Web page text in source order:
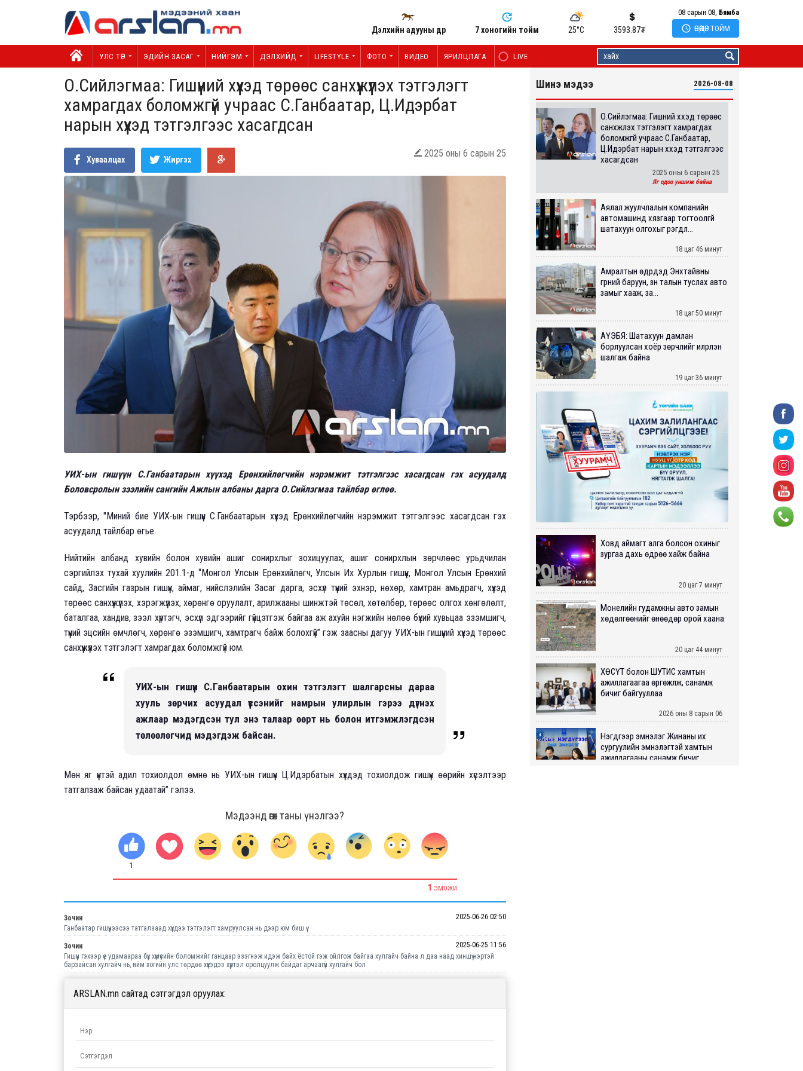
Дэлхийн адууны өдөр 7 хоногийн тойм 25°C 3593.87₮
08 сарын 08, Бямба
 ӨНӨӨДӨР ТОЙМ
УЛС ТӨР ЭДИЙН ЗАСАГ НИЙГЭМ ДЭЛХИЙД LIFESTYLE ФОТО ВИДЕО ЯРИЛЦЛАГА LIVE
О.Сийлэгмаа: Гишүүний хүүхэд төрөөс санхүүжүүлэх тэтгэлэгт
хамрагдах боломжгүй учраас С.Ганбаатар, Ц.Идэрбат
нарын хүүхэд тэтгэлгээс хасагдсан
Хуваалцах Жиргэх
 2025 оны 6 сарын 25
УИХ-ын гишүүн С.Ганбаатарын хүүхэд Ерөнхийлөгчийн нэрэмжит тэтгэлгээс хасагдсан гэх асуудалд
Боловсролын зээлийн сангийн Ажлын албаны дарга О.Сийлэгмаа тайлбар өглөө.
Тэрбээр, "Миний бие УИХ-ын гишүүн С.Ганбаатарын хүүхэд Ерөнхийлөгчийн нэрэмжит тэтгэлгээс хасагдсан гэх
асуудалд тайлбар өгье.
Нийтийн албанд хувийн болон хувийн ашиг сонирхлыг зохицуулах, ашиг сонирхлын зөрчлөөс урьдчилан
сэргийлэх тухай хуулийн 201.1-д “Монгол Улсын Ерөнхийлөгч, Улсын Их Хурлын гишүүн, Монгол Улсын Ерөнхий
сайд, Засгийн газрын гишүүн, аймаг, нийслэлийн Засаг дарга, эсхүл түүний эхнэр, нөхөр, хамтран амьдрагч, хүүхэд
төрөөс санхүүжүүлэх, хэрэгжүүлэх, хөрөнгө оруулалт, арилжааны шинжтэй төсөл, хөтөлбөр, төрөөс олгох хөнгөлөлт,
баталгаа, хандив, зээл хүртэгч, эсхүл эдгээрийг гүйцэтгэж байгаа аж ахуйн нэгжийн нөлөө бүхий хувьцаа эзэмшигч,
түүний эцсийн өмчлөгч, хөрөнгө эзэмшигч, хамтрагч байж болохгүй” гэж заасны дагуу УИХ-ын гишүүний хүүхэд төрөөс
санхүүжүүлэх тэтгэлэгт хамрагдах боломжгүй юм.
УИХ-ын гишүүн С.Ганбаатарын охин тэтгэлэгт шалгарсны дараа
хууль зөрчих асуудал үүссэнийг намрын улирлын гэрээ дүгнэх
ажлаар мэдэгдсэн тул энэ талаар өөрт нь болон итгэмжлэгдсэн
төлөөлөгчид мэдэгдэж байсан.
Мөн яг үүнтэй адил тохиолдол өмнө нь УИХ-ын гишүүн Ц.Идэрбатын хүүхдэд тохиолдож гишүүн өөрийн хүсэлтээр
татгалзаж байсан удаатай” гэлээ.
Мэдээнд өгөх таны үнэлгээ?
1
1 ЭМОЖИ
Зочин
2025-06-26 02:50
Ганбаатар гишүүнээсээ татгалзаад хүүхдээ тэтгэлэгт хамруулсан нь дээр юм биш үү.
Зочин
2025-06-25 11:56
Гишүүн гэхээр үе удамаараа бүх хүмүүсийн боломжийг ганцаар эзэгнэж идэж байх ёстой гэж ойлгож байгаа хулгайч байна л даа наад хиншүү нэртэй
барзайсан хулгайч нь, ийм хогийн улс төрдөө хүүхэдээ хүртэл оролцуулж байдаг арчаагүй хулгайч бол
ARSLAN.mn сайтад сэтгэгдэл оруулах:
Шинэ мэдээ 2026-08-08
О.Сийлэгмаа: Гишүүний хүүхэд төрөөс
санхүүжүүлэх тэтгэлэгт хамрагдах
боломжгүй учраас С.Ганбаатар,
Ц.Идэрбат нарын хүүхэд тэтгэлгээс
хасагдсан
2025 оны 6 сарын 25
Яг одоо уншиж байна
Аялал жуулчлалын компанийн
автомашинд хязгаар тогтоолгүй
шатахуун олгохыг үүрэгдл...
18 цаг 46 минут
Амралтын өдрүүдэд Энхтайвны
гүүрний баруун, зүүн талын туслах авто
замыг хааж, за...
18 цаг 50 минут
АҮЭБЯ: Шатахуун дамлан
борлуулсан хоёр зөрчлийг илрүүлэн
шалгаж байна
19 цаг 36 минут
Ховд аймагт алга болсон охиныг
зургаа дахь өдрөө хайж байна
20 цаг 7 минут
Монелийн гудамжны авто замын
хөдөлгөөнийг өнөөдөр орой хаана
20 цаг 44 минут
ХӨСҮТ болон ШУТИС хамтын
ажиллагаагаа өргөжүүлж, санамж
бичиг байгууллаа
2026 оны 8 сарын 06
Нэгдүгээр эмнэлэг Жинаны их
сургуулийн эмнэлэгтэй хамтын
ажиллагааны санамж бичиг...